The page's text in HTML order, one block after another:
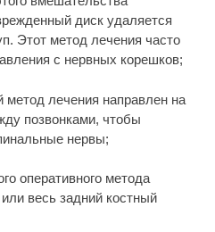
диск удаляется
Этот метод лечения часто
с нервных корешков;
лечения направлен на
позвонками, чтобы
нервы;
оперативного метода
весь задний костный